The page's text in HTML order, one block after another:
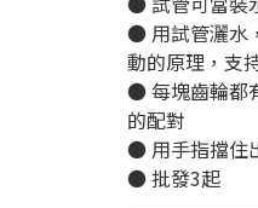
● 用試管灑水
動的原理，支
● 每塊齒輪都
的配對
● 用手指擋住
● 批發3起